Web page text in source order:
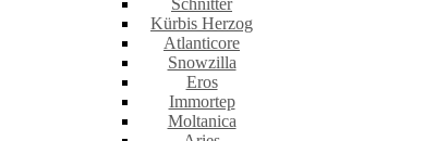
Schnitter
Kürbis Herzog
Atlanticore
Snowzilla
Eros
Immortep
Moltanica